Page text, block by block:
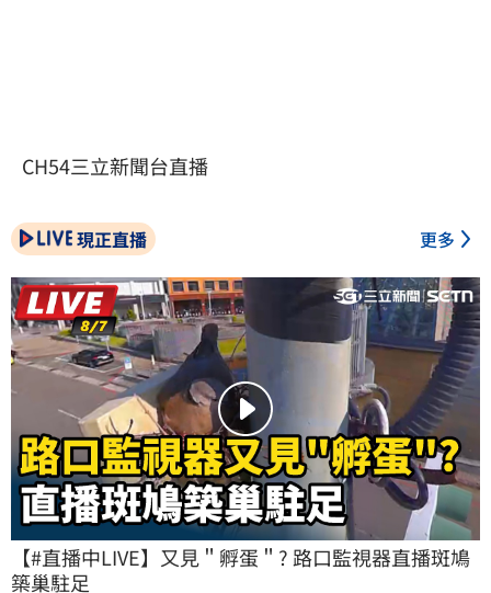
CH54三立新聞台直播
現正直播 更多
【#直播中LIVE】又見＂孵蛋＂? 路口監視器直播斑鳩
築巢駐足